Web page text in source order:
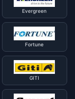
Evergreen
Fortune
GITI